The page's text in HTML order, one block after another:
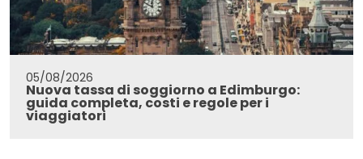
05/08/2026
Nuova tassa di soggiorno a Edimburgo:
guida completa, costi e regole per i
viaggiatori